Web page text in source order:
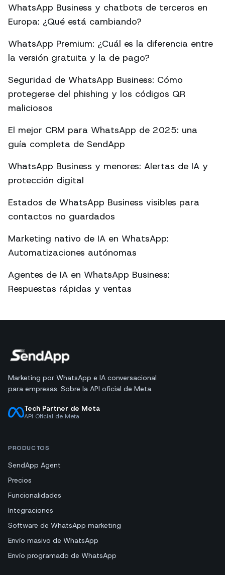
WhatsApp Business y chatbots de terceros en
Europa: ¿Qué está cambiando?
WhatsApp Premium: ¿Cuál es la diferencia entre
la versión gratuita y la de pago?
Seguridad de WhatsApp Business: Cómo
protegerse del phishing y los códigos QR
maliciosos
El mejor CRM para WhatsApp de 2025: una
guía completa de SendApp
WhatsApp Business y menores: Alertas de IA y
protección digital
Estados de WhatsApp Business visibles para
contactos no guardados
Marketing nativo de IA en WhatsApp:
Automatizaciones autónomas
Agentes de IA en WhatsApp Business:
Respuestas rápidas y ventas
Marketing por WhatsApp e IA conversacional
para empresas. Sobre la API oficial de Meta.
Tech Partner de Meta
API Oficial de Meta
PRODUCTOS
SendApp Agent
Precios
Funcionalidades
Integraciones
Software de WhatsApp marketing
Envío masivo de WhatsApp
Envío programado de WhatsApp